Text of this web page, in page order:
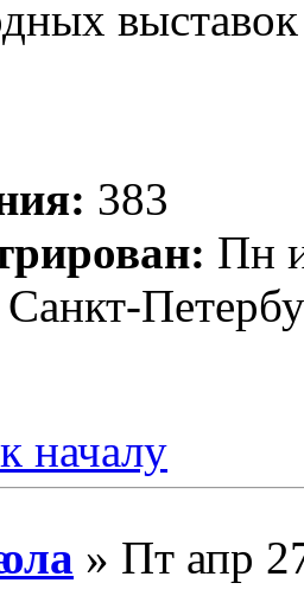
383
Пн
Санкт-
началу
» Пт апр